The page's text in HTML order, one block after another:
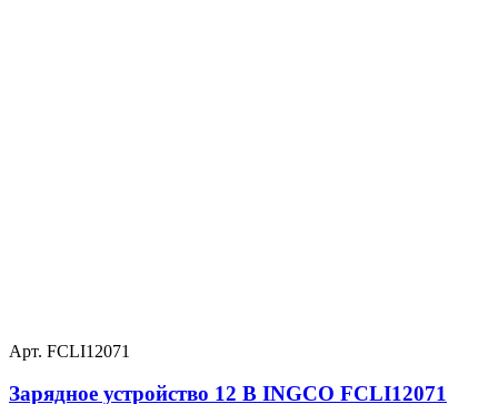
Арт. FCLI12071
Зарядное устройство 12 В INGCO FCLI12071